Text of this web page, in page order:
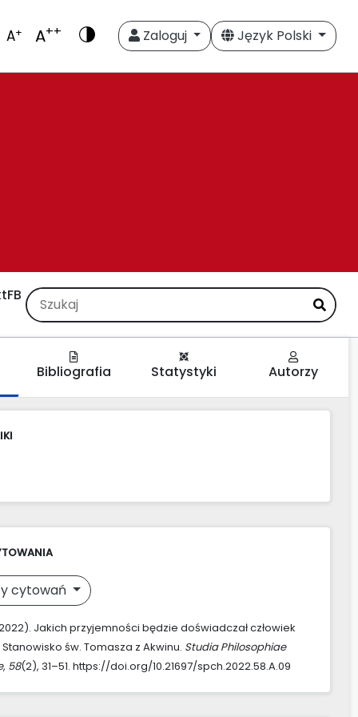
A+ A++ Zaloguj Język Polski
FB
Bibliografia Statystyki Autorzy
cytowań
Jakich przyjemności będzie doświadczał człowiek
św. Tomasza z Akwinu. Studia Philosophiae
, 58(2), 31–51. https://doi.org/10.21697/spch.2022.58.A.09